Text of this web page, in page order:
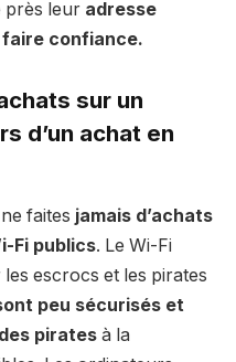
près leur adresse
confiance.
sur un
d’un achat en
faites jamais d’achats
Fi publics. Le Wi-Fi
escrocs et les pirates
peu sécurisés et
pirates à la